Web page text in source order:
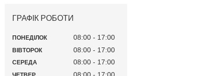
ГРАФІК РОБОТИ
ПОНЕДІЛОК 08:00 17:00
ВІВТОРОК 08:00 17:00
СЕРЕДА 08:00 17:00